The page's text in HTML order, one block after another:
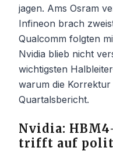
jagen. Ams Osram
Infineon brach
Qualcomm folgten
Nvidia blieb nicht
wichtigsten
warum die
Quartalsbericht.
Nvidia:
trifft auf